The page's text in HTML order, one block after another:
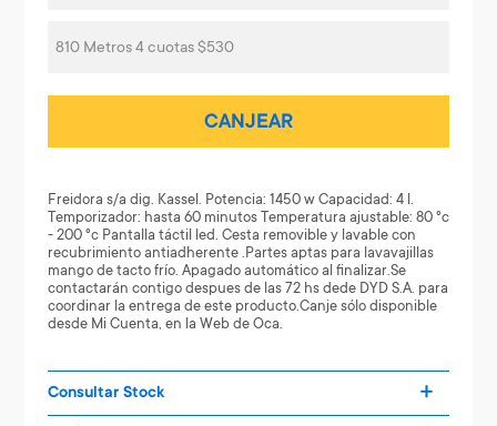
810 Metros 4 cuotas $530
CANJEAR
Freidora s/a dig. Kassel. Potencia: 1450 w Capacidad: 4 l.
Temporizador: hasta 60 minutos Temperatura ajustable: 80 °c
- 200 °c Pantalla táctil led. Cesta removible y lavable con
recubrimiento antiadherente .Partes aptas para lavavajillas
mango de tacto frío. Apagado automático al finalizar.Se
contactarán contigo despues de las 72 hs dede DYD S.A. para
coordinar la entrega de este producto.Canje sólo disponible
desde Mi Cuenta, en la Web de Oca.
Consultar Stock